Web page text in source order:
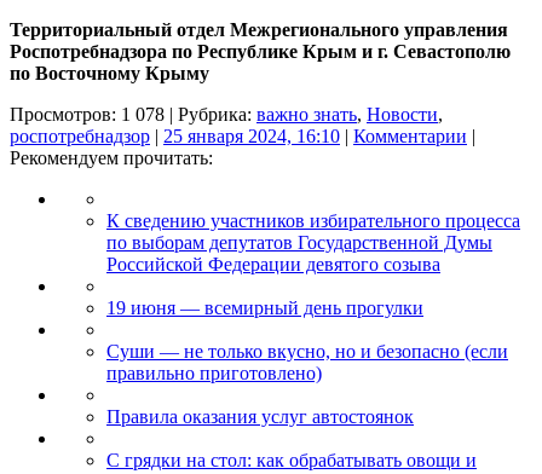
Территориальный отдел Межрегионального управления
Роспотребнадзора по Республике Крым и г. Севастополю
по Восточному Крыму
Просмотров: 1 078 | Рубрика: важно знать, Новости,
роспотребнадзор | 25 января 2024, 16:10 | Комментарии |
Рекомендуем прочитать:
К сведению участников избирательного процесса
по выборам депутатов Государственной Думы
Российской Федерации девятого созыва
19 июня — всемирный день прогулки
Суши — не только вкусно, но и безопасно (если
правильно приготовлено)
Правила оказания услуг автостоянок
С грядки на стол: как обрабатывать овощи и